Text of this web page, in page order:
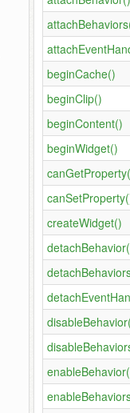
beginCache()
beginClip()
beginContent()
beginWidget()
createWidget()